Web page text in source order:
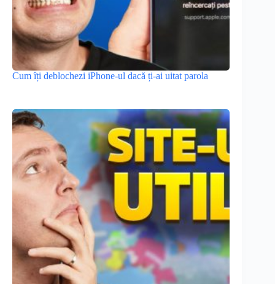
Cum îți deblochezi iPhone-ul dacă ți-ai uitat parola